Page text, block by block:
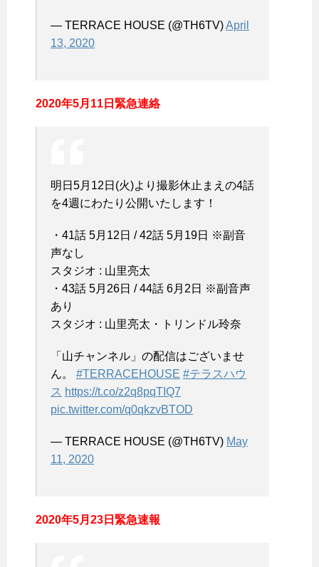
— TERRACE HOUSE (@TH6TV)April
13, 2020
2020年5月11日緊急連絡
明日5月12日(火)より撮影休止まえの4話
を4週にわたり公開いたします！
・41話 5月12日 / 42話 5月19日 ※副音
声なし
スタジオ : 山里亮太
・43話 5月26日 / 44話 6月2日 ※副音声
あり
スタジオ : 山里亮太・トリンドル玲奈
「山チャンネル」の配信はございませ
ん。 #TERRACEHOUSE #テラスハウ
ス https://t.co/z2q8pqTIQ7
pic.twitter.com/q0qkzvBTOD
— TERRACE HOUSE (@TH6TV) May
11, 2020
2020年5月23日緊急速報